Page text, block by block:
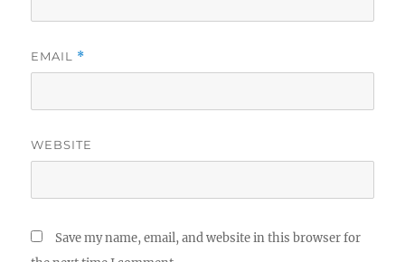
EMAIL *
WEBSITE
Save my name, email, and website in this browser for